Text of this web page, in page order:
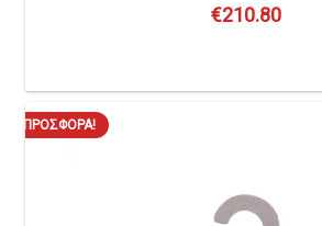
€210.80
ΠΡΟΣΦΟΡΆ!